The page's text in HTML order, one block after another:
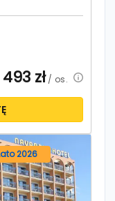
493 zł/ os.
2026